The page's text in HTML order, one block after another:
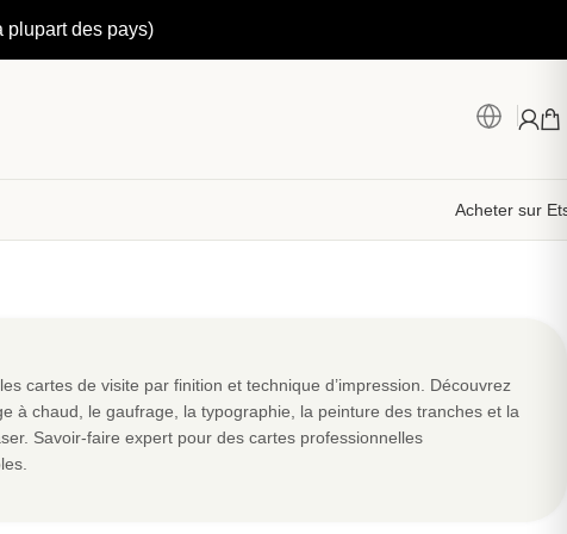
plupart des pays)
Acheter sur
cartes de visite par finition et technique d’impression. Découvrez
à chaud, le gaufrage, la typographie, la peinture des tranches et la
Savoir-faire expert pour des cartes professionnelles